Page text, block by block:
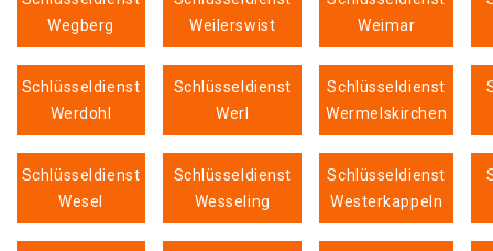
Wegberg
Weilerswist
Weimar
Schlüsseldienst
Werdohl
Schlüsseldienst
Werl
Schlüsseldienst
Wermelskirchen
Schlüsseldienst
Wesel
Schlüsseldienst
Wesseling
Schlüsseldienst
Westerkappeln